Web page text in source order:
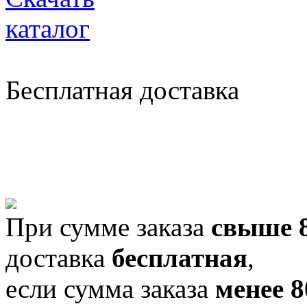
Бесплатная доставка
При сумме заказа свыше
доставка бесплатная,
если сумма заказа менее